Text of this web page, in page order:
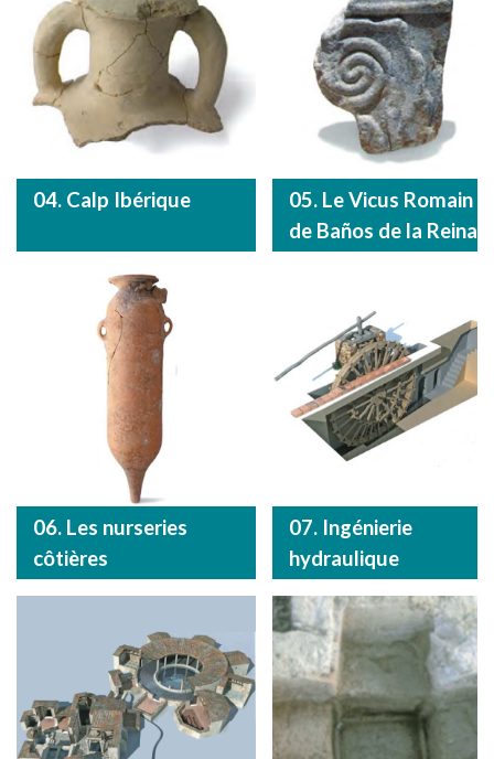
04. Calp Ibérique
05. Le Vicus Romain
de Baños de la Reina
06. Les nurseries
côtières
07. Ingénierie
hydraulique